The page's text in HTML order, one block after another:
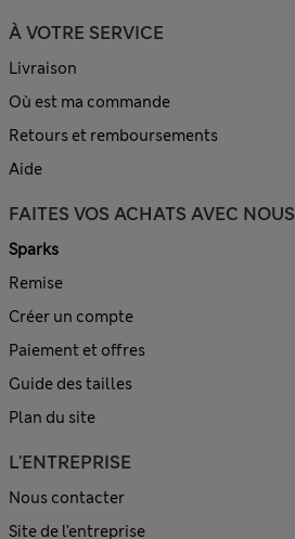
À VOTRE SERVICE
Livraison
Où est ma commande
Retours et remboursements
Aide
FAITES VOS ACHATS AVEC NOUS
Sparks
Remise
Créer un compte
Paiement et offres
Guide des tailles
Plan du site
L'ENTREPRISE
Nous contacter
Site de l’entreprise